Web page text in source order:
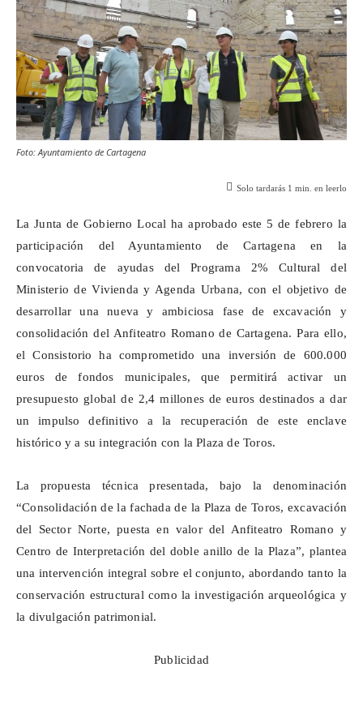
Foto: Ayuntamiento de Cartagena
Solo tardarás 1 min. en leerlo
La Junta de Gobierno Local ha aprobado este 5 de febrero la
participación del Ayuntamiento de Cartagena en la
convocatoria de ayudas del Programa 2% Cultural del
Ministerio de Vivienda y Agenda Urbana, con el objetivo de
desarrollar una nueva y ambiciosa fase de excavación y
consolidación del Anfiteatro Romano de Cartagena. Para ello,
el Consistorio ha comprometido una inversión de 600.000
euros de fondos municipales, que permitirá activar un
presupuesto global de 2,4 millones de euros destinados a dar
un impulso definitivo a la recuperación de este enclave
histórico y a su integración con la Plaza de Toros.
La propuesta técnica presentada, bajo la denominación
“Consolidación de la fachada de la Plaza de Toros, excavación
del Sector Norte, puesta en valor del Anfiteatro Romano y
Centro de Interpretación del doble anillo de la Plaza”, plantea
una intervención integral sobre el conjunto, abordando tanto la
conservación estructural como la investigación arqueológica y
la divulgación patrimonial.
Publicidad